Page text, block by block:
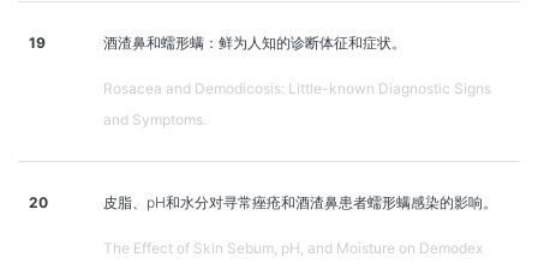
19 酒渣鼻和蠕形螨：鲜为人知的诊断体征和症状。
Rosacea and Demodicosis: Little-known Diagnostic Signs
and Symptoms.
20 皮脂、pH和水分对寻常痤疮和酒渣鼻患者蠕形螨感染的影响。
The Effect of Skin Sebum, pH, and Moisture on Demodex